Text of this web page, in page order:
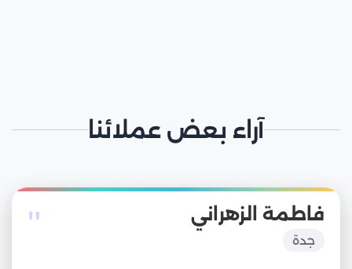
آراء بعض عملائنا
" فاطمة الزهراني
جدة